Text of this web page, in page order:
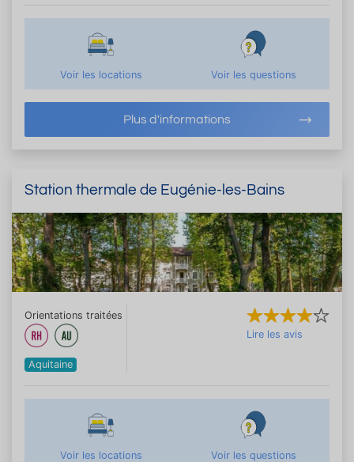
Voir les locations Voir les questions
Plus d'informations
Station thermale de Eugénie-les-Bains
Orientations traitées
Aquitaine
Lire les avis
Voir les locations Voir les questions